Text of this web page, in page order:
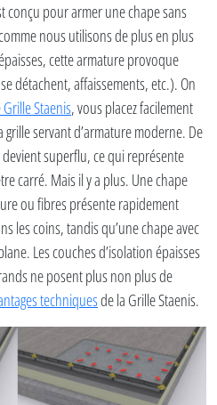
conçu pour armer une chape sans
nous utilisons de plus en plus
cette armature provoque
détachent, affaissements, etc.). On
Staenis, vous placez facilement
servant d’armature moderne. De
superflu, ce qui représente
carré. Mais il y a plus. Une chape
ou fibres présente rapidement
les coins, tandis qu’une chape avec
Les couches d’isolation épaisses
ne posent plus non plus de
techniquesde la Grille Staenis.